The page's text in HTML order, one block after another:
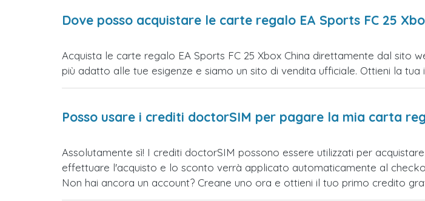
Dove posso acquistare le carte regalo EA Sports FC 25
Acquista le carte regalo EA Sports FC 25 Xbox China direttamente dal sito
più adatto alle tue esigenze e siamo un sito di vendita ufficiale. Ottieni la tua
Posso usare i crediti doctorSIM per pagare la mia carta
Assolutamente sì! I crediti doctorSIM possono essere utilizzati per
effettuare l'acquisto e lo sconto verrà applicato automaticamente al
Non hai ancora un account? Creane uno ora e ottieni il tuo primo credito